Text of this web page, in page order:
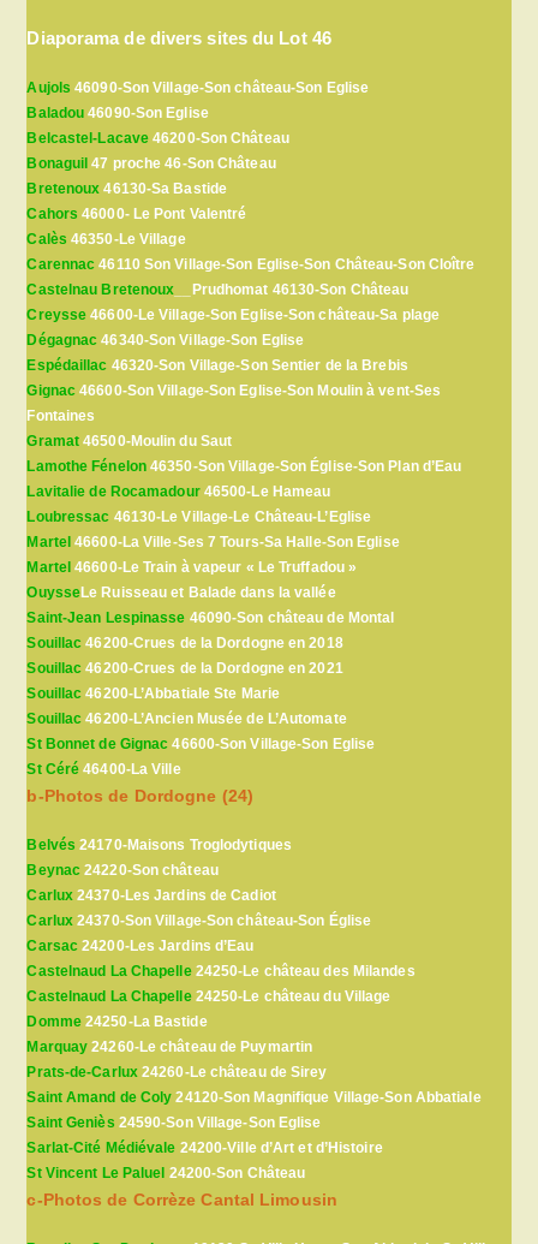
Diaporama de divers sites du Lot 46
Aujols 46090-Son Village-Son château-Son Eglise
Baladou 46090-Son Eglise
Belcastel-Lacave 46200-Son Château
Bonaguil 47 proche 46-Son Château
Bretenoux 46130-Sa Bastide
Cahors 46000- Le Pont Valentré
Calès 46350-Le Village
Carennac 46110 Son Village-Son Eglise-Son Château-Son Cloître
Castelnau Bretenoux __Prudhomat 46130-Son Château
Creysse 46600-Le Village-Son Eglise-Son château-Sa plage
Dégagnac 46340-Son Village-Son Eglise
Espédaillac 46320-Son Village-Son Sentier de la Brebis
Gignac 46600-Son Village-Son Eglise-Son Moulin à vent-Ses
Fontaines
Gramat 46500-Moulin du Saut
Lamothe Fénelon46350-Son Village-Son Église-Son Plan d’Eau
Lavitalie de Rocamadour46500-Le Hameau
Loubressac 46130-Le Village-Le Château-L’Eglise
Martel 46600-La Ville-Ses 7 Tours-Sa Halle-Son Eglise
Martel 46600-Le Train à vapeur « Le Truffadou »
OuysseLe Ruisseau et Balade dans la vallée
Saint-Jean Lespinasse 46090-Son château de Montal
Souillac 46200-Crues de la Dordogne en 2018
Souillac 46200-Crues de la Dordogne en 2021
Souillac 46200-L’Abbatiale Ste Marie
Souillac 46200-L’Ancien Musée de L’Automate
St Bonnet de Gignac 46600-Son Village-Son Eglise
St Céré 46400-La Ville
b-Photos de Dordogne (24)
Belvés 24170-Maisons Troglodytiques
Beynac 24220-Son château
Carlux 24370-Les Jardins de Cadiot
Carlux 24370-Son Village-Son château-Son Église
Carsac 24200-Les Jardins d’Eau
Castelnaud La Chapelle24250-Le château des Milandes
Castelnaud La Chapelle24250-Le château du Village
Domme24250-La Bastide
Marquay 24260-Le château de Puymartin
Prats-de-Carlux24260-Le château de Sirey
Saint Amand de Coly 24120-Son Magnifique Village-Son Abbatiale
Saint Geniès 24590-Son Village-Son Eglise
Sarlat-Cité Médiévale 24200-Ville d’Art et d’Histoire
St Vincent Le Paluel 24200-Son Château
c-Photos de Corrèze Cantal Limousin